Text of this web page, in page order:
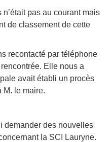
pas au courant mais
de classement de cette
recontacté par téléphone
Elle nous a
avait établi un procès
M. le maire.
demander des nouvelles
la SCI Lauryne.